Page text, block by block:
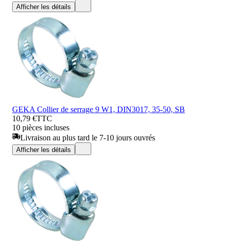
Afficher les détails
GEKA Collier de serrage 9 W1, DIN3017, 35-50, SB
10,79 €TTC
10 pièces incluses
Livraison au plus tard le 7-10 jours ouvrés
Afficher les détails